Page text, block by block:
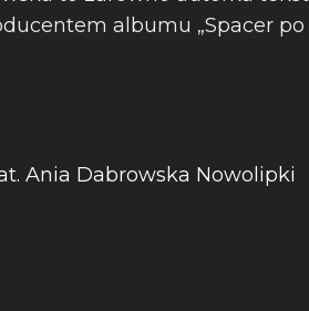
albumu „Spacer po